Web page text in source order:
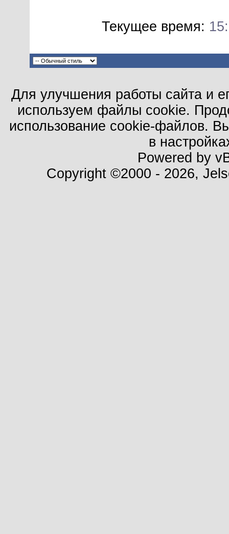
Текущее время:
Для улучшения работы сайта и
используем файлы cookie.
использование cookie-файлов.
в
Powered by
Copyright ©2000 - 2026,